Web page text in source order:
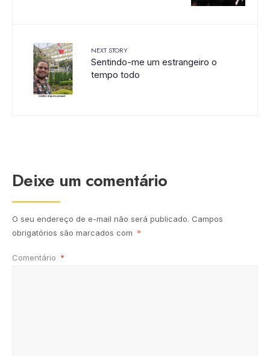
NEXT STORY
Sentindo-me um estrangeiro o
tempo todo
Deixe um comentário
O seu endereço de e-mail não será publicado. Campos
obrigatórios são marcados com *
Comentário *